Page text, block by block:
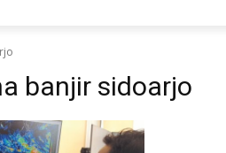
banjir sidoarjo